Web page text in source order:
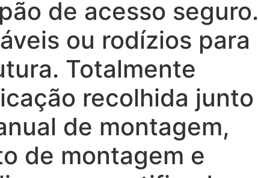
de acesso
ou rodízios para
Totalmente
recolhida
de montagem,
de montagem e